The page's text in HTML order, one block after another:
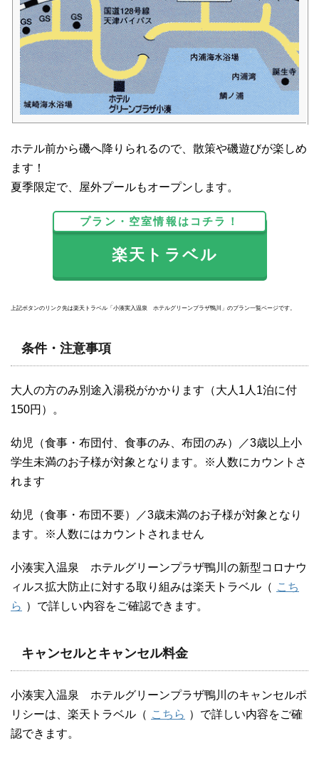
ホテル前から磯へ降りられるので、散策や磯遊びが楽しめ
ます！
夏季限定で、屋外プールもオープンします。
プラン・空室情報はコチラ！
楽天トラベル
上記ボタンのリンク先は楽天トラベル「小湊実入温泉 ホテルグリーンプラザ鴨川」のプラン一覧ページです。
条件・注意事項
大人の方のみ別途入湯税がかかります（大人1人1泊に付
150円）。
幼児（食事・布団付、食事のみ、布団のみ）／3歳以上小
学生未満のお子様が対象となります。※人数にカウントさ
れます
幼児（食事・布団不要）／3歳未満のお子様が対象となり
ます。※人数にはカウントされません
小湊実入温泉 ホテルグリーンプラザ鴨川の新型コロナウ
ィルス拡大防止に対する取り組みは楽天トラベル（ こち
ら ）で詳しい内容をご確認できます。
キャンセルとキャンセル料金
小湊実入温泉 ホテルグリーンプラザ鴨川のキャンセルポ
リシーは、楽天トラベル（ こちら ）で詳しい内容をご確
認できます。